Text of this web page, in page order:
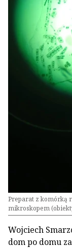
Preparat z komórką
mikroskopem
Wojciech
dom po domu